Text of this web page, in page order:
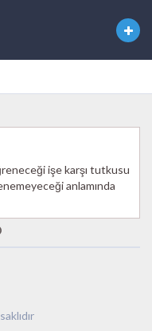
işe karşı tutkusu
anlamında